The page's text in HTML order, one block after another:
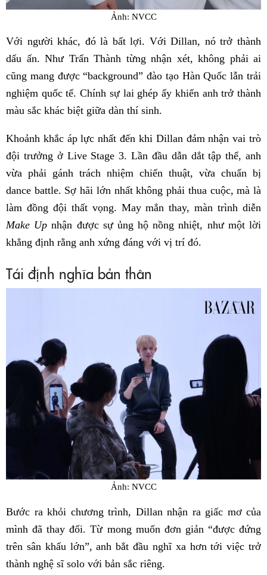
Ảnh: NVCC
Với người khác, đó là bất lợi. Với Dillan, nó trở thành
dấu ấn. Như Trấn Thành từng nhận xét, không phải ai
cũng mang được “background” đào tạo Hàn Quốc lẫn trải
nghiệm quốc tế. Chính sự lai ghép ấy khiến anh trở thành
màu sắc khác biệt giữa dàn thí sinh.
Khoảnh khắc áp lực nhất đến khi Dillan đảm nhận vai trò
đội trưởng ở Live Stage 3. Lần đầu dẫn dắt tập thể, anh
vừa phải gánh trách nhiệm chiến thuật, vừa chuẩn bị
dance battle. Sợ hãi lớn nhất không phải thua cuộc, mà là
làm đồng đội thất vọng. May mắn thay, màn trình diễn
Make Up nhận được sự ủng hộ nồng nhiệt, như một lời
khẳng định rằng anh xứng đáng với vị trí đó.
Tái định nghĩa bản thân
Ảnh: NVCC
Bước ra khỏi chương trình, Dillan nhận ra giấc mơ của
mình đã thay đổi. Từ mong muốn đơn giản “được đứng
trên sân khấu lớn”, anh bắt đầu nghĩ xa hơn tới việc trở
thành nghệ sĩ solo với bản sắc riêng.